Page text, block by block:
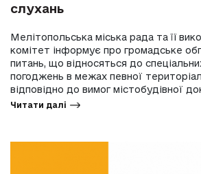
слухань
Мелітопольська міська рада та її
комітет інформує про громадське
питань, що відносяться до
погоджень в межах певної
відповідно до вимог містобудівної
Читати далі